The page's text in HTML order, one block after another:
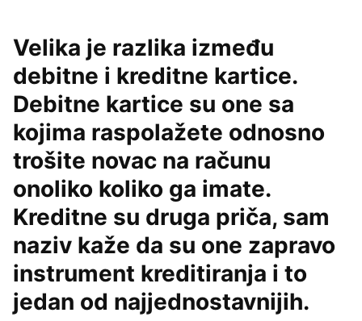
Velika je razlika između
debitne i kreditne kartice.
Debitne kartice su one sa
kojima raspolažete odnosno
trošite novac na računu
onoliko koliko ga imate.
Kreditne su druga priča, sam
naziv kaže da su one zapravo
instrument kreditiranja i to
jedan od najjednostavnijih.